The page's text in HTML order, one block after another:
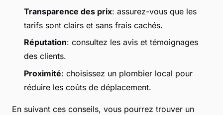
Transparence des prix: assurez-vous que les
tarifs sont clairs et sans frais cachés.
Réputation: consultez les avis et témoignages
des clients.
Proximité: choisissez un plombier local pour
réduire les coûts de déplacement.
En suivant ces conseils, vous pourrez trouver un